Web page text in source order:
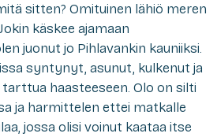
sitten? Omituinen lähiö meren
käskee ajamaan
juonut jo Pihlavankin kauniiksi.
syntynyt, asunut, kulkenut ja
haasteeseen. Olo on silti
ja harmittelen ettei matkalle
jossa olisi voinut kaataa itse